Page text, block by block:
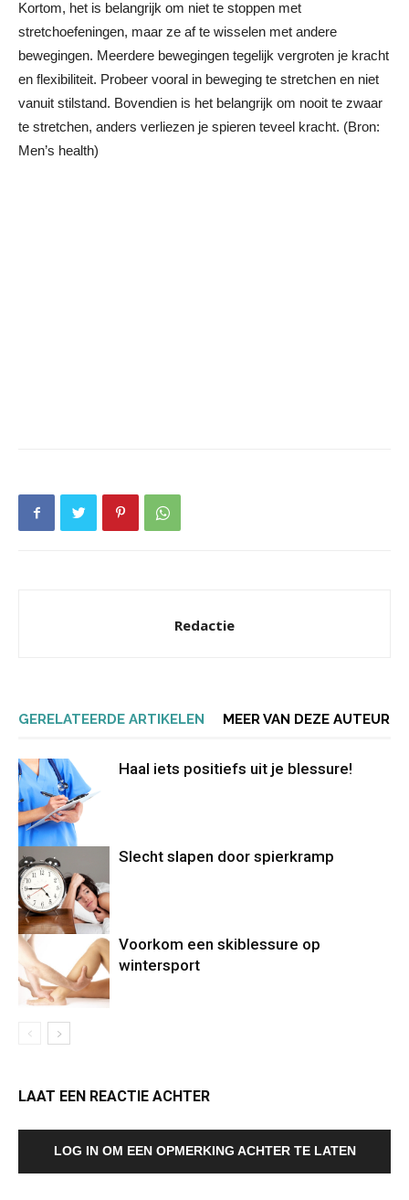
Kortom, het is belangrijk om niet te stoppen met
stretchoefeningen, maar ze af te wisselen met andere
bewegingen. Meerdere bewegingen tegelijk vergroten je kracht
en flexibiliteit. Probeer vooral in beweging te stretchen en niet
vanuit stilstand. Bovendien is het belangrijk om nooit te zwaar
te stretchen, anders verliezen je spieren teveel kracht. (Bron:
Men’s health)
Redactie
GERELATEERDE ARTIKELEN MEER VAN DEZE AUTEUR
Haal iets positiefs uit je blessure!
Slecht slapen door spierkramp
Voorkom een skiblessure op
wintersport
LAAT EEN REACTIE ACHTER
LOG IN OM EEN OPMERKING ACHTER TE LATEN